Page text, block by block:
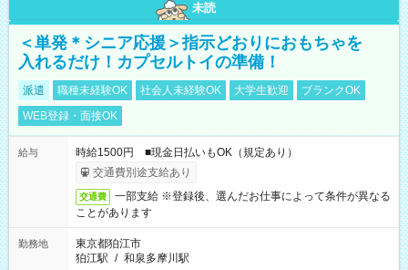
未読
＜単発＊シニア応援＞指示どおりにおもちゃを
入れるだけ！カプセルトイの準備！
派遣 職種未経験OK 社会人未経験OK 大学生歓迎
ブランクOK
WEB登録・面接OK
給与
時給1500円 ■現金日払いもOK（規定あり）
交通費別途支給あり
交通費
一部支給 ※登録後、選んだお仕事によって条件が異なる
ことがあります
勤務地
東京都狛江市
狛江駅 / 和泉多摩川駅